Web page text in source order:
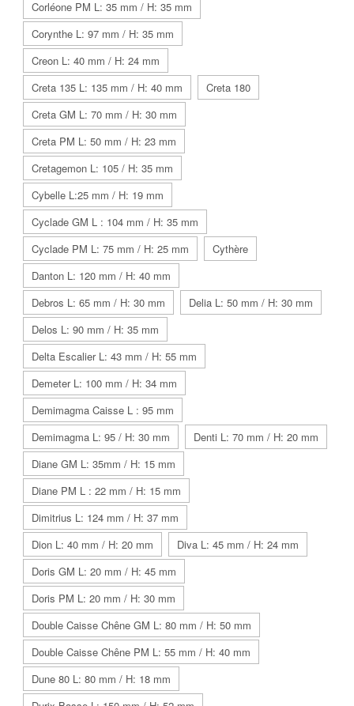
Corléone PM L: 35 mm / H: 35 mm
Corynthe L: 97 mm / H: 35 mm
Creon L: 40 mm / H: 24 mm
Creta 135 L: 135 mm / H: 40 mm
Creta 180
Creta GM L: 70 mm / H: 30 mm
Creta PM L: 50 mm / H: 23 mm
Cretagemon L: 105 / H: 35 mm
Cybelle L:25 mm / H: 19 mm
Cyclade GM L : 104 mm / H: 35 mm
Cyclade PM L: 75 mm / H: 25 mm
Cythère
Danton L: 120 mm / H: 40 mm
Debros L: 65 mm / H: 30 mm
Delia L: 50 mm / H: 30 mm
Delos L: 90 mm / H: 35 mm
Delta Escalier L: 43 mm / H: 55 mm
Demeter L: 100 mm / H: 34 mm
Demimagma Caisse L : 95 mm
Demimagma L: 95 / H: 30 mm
Denti L: 70 mm / H: 20 mm
Diane GM L: 35mm / H: 15 mm
Diane PM L : 22 mm / H: 15 mm
Dimitrius L: 124 mm / H: 37 mm
Dion L: 40 mm / H: 20 mm
Diva L: 45 mm / H: 24 mm
Doris GM L: 20 mm / H: 45 mm
Doris PM L: 20 mm / H: 30 mm
Double Caisse Chêne GM L: 80 mm / H: 50 mm
Double Caisse Chêne PM L: 55 mm / H: 40 mm
Dune 80 L: 80 mm / H: 18 mm